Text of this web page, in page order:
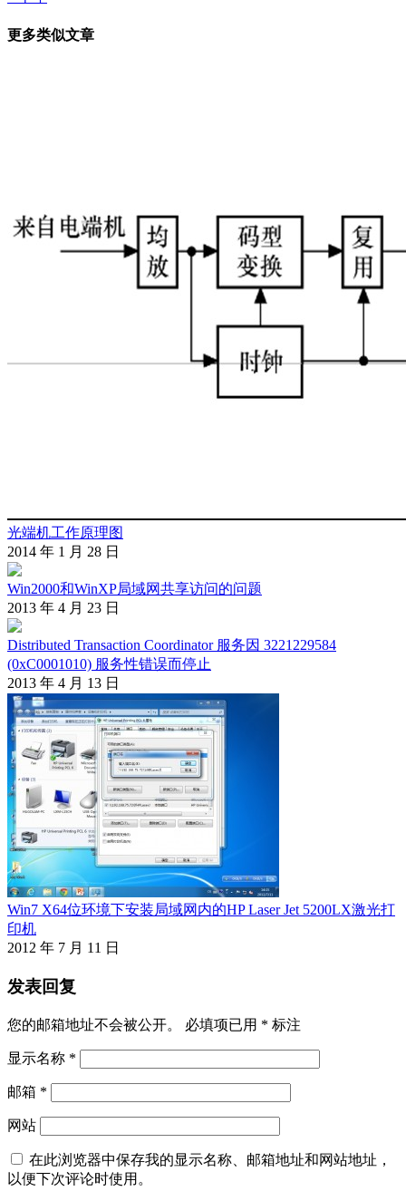
章
导
更多类似文章
光端机工作原理图
2014 年 1 月 28 日
Win2000和WinXP局域网共享访问的问题
2013 年 4 月 23 日
Distributed Transaction Coordinator 服务因 3221229584
(0xC0001010) 服务性错误而停止
2013 年 4 月 13 日
Win7 X64位环境下安装局域网内的HP Laser Jet 5200LX激光打
印机
2012 年 7 月 11 日
发表回复
您的邮箱地址不会被公开。 必填项已用 * 标注
显示名称 *
邮箱 *
网站
在此浏览器中保存我的显示名称、邮箱地址和网站地址，
以便下次评论时使用。